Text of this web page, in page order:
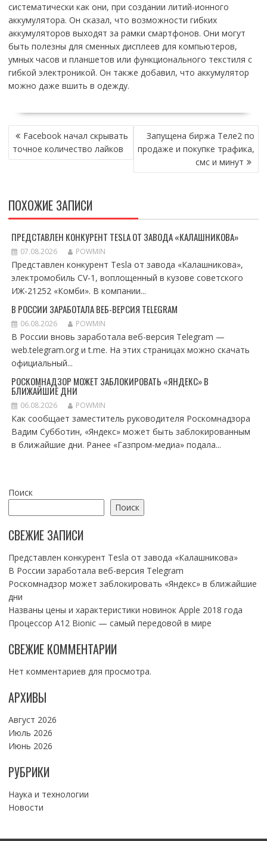
систематически как они, при создании литий-ионного
аккумулятора. Он сказал, что возможности гибких
аккумуляторов выходят за рамки смартфонов. Они могут
быть полезны для сменных дисплеев для компьютеров,
умных часов и планшетов или функционального текстиля с
гибкой электроникой. Он также добавил, что аккумулятор
можно даже вшить в одежду.
НАВИГАЦИЯ
ПО
ЗАПИСЯМ
Facebook начал скрывать
точное количество лайков
Запущена биржа Теле2 по
продаже и покупке трафика,
смс и минут
ПОХОЖИЕ ЗАПИСИ
ПРЕДСТАВЛЕН КОНКУРЕНТ TESLA ОТ ЗАВОДА «КАЛАШНИКОВА»
07.08.2026 POWMIN
Представлен конкурент Tesla от завода «Калашникова»,
электромобиль CV-1, воплощенный в кузове советского
ИЖ-21252 «Комби». В компании...
В РОССИИ ЗАРАБОТАЛА ВЕБ-ВЕРСИЯ TELEGRAM
06.08.2026 POWMIN
В России вновь заработала веб-версия Telegram —
web.telegram.org и t.me. На этих страницах можно скачать
официальный...
РОСКОМНАДЗОР МОЖЕТ ЗАБЛОКИРОВАТЬ «ЯНДЕКС» В
БЛИЖАЙШИЕ ДНИ
06.08.2026 POWMIN
Как сообщает заместитель руководителя Роскомнадзора
Вадим Субботин, «Яндекс» может быть заблокированным
в ближайшие дни. Ранее «Газпром-медиа» подала...
Поиск
Поиск
СВЕЖИЕ ЗАПИСИ
Представлен конкурент Tesla от завода «Калашникова»
В России заработала веб-версия Telegram
Роскомнадзор может заблокировать «Яндекс» в ближайшие
дни
Названы цены и характеристики новинок Apple 2018 года
Процессор A12 Bionic — самый передовой в мире
СВЕЖИЕ КОММЕНТАРИИ
Нет комментариев для просмотра.
АРХИВЫ
Август 2026
Июль 2026
Июнь 2026
РУБРИКИ
Наука и технологии
Новости